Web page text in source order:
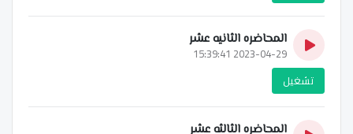
المحاضره الثانيه عشر
2023-04-29 15:39:41
تشغيل
المحاضره الثالثه عشر